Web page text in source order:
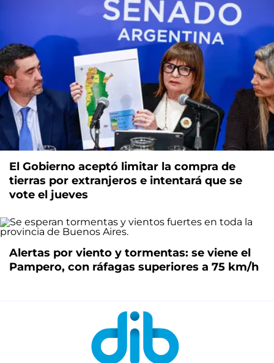
El Gobierno aceptó limitar la compra de
tierras por extranjeros e intentará que se
vote el jueves
Alertas por viento y tormentas: se viene el
Pampero, con ráfagas superiores a 75 km/h